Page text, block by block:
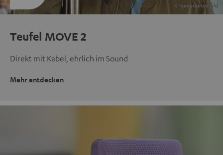
Teufel MOVE 2
Direkt mit Kabel, ehrlich im Sound
Mehr entdecken